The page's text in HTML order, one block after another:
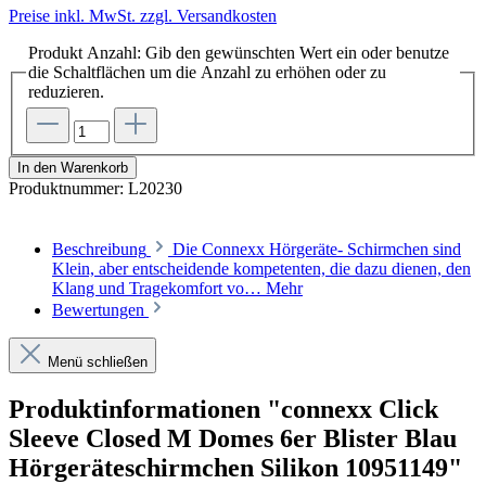
Preise inkl. MwSt. zzgl. Versandkosten
Produkt Anzahl: Gib den gewünschten Wert ein oder benutze
die Schaltflächen um die Anzahl zu erhöhen oder zu
reduzieren.
In den Warenkorb
Produktnummer: L20230
Beschreibung
Die Connexx Hörgeräte- Schirmchen sind
Klein, aber entscheidende kompetenten, die dazu dienen, den
Klang und Tragekomfort vo… Mehr
Bewertungen
Menü schließen
Produktinformationen "connexx Click
Sleeve Closed M Domes 6er Blister Blau
Hörgeräteschirmchen Silikon 10951149"